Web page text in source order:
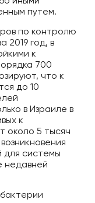
путем.
по контролю
2019 год, в
к
700
что к
до 10
в Израиле в
к
около 5 тысяч
для системы
недавней